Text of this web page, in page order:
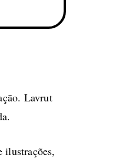
Lavrut
ilustrações,